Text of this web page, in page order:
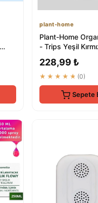
plant-home
Plant-Home
- Trips Yeşil
Çözüm
228,99 ₺
★★★★★ (0)
Sepete